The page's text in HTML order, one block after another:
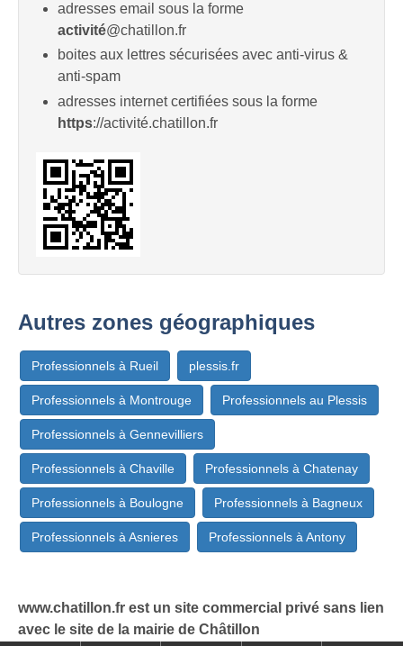
adresses email sous la forme
activité@chatillon.fr
boites aux lettres sécurisées avec anti-virus &
anti-spam
adresses internet certifiées sous la forme
https://activité.chatillon.fr
Autres zones géographiques
Professionnels à Rueil plessis.fr
Professionnels à Montrouge Professionnels au Plessis
Professionnels à Gennevilliers
Professionnels à Chaville Professionnels à Chatenay
Professionnels à Boulogne Professionnels à Bagneux
Professionnels à Asnieres Professionnels à Antony
www.chatillon.fr est un site commercial privé sans lien
avec le site de la mairie de Châtillon